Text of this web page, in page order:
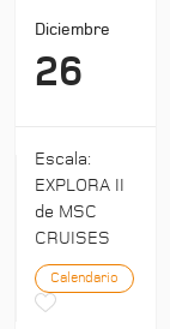
Diciembre
26
Escala:
EXPLORA II
de MSC
CRUISES
Calendario